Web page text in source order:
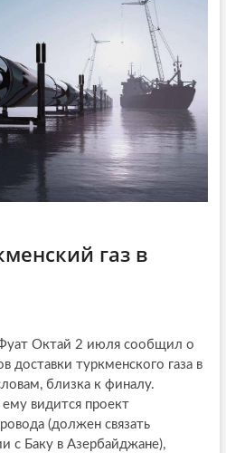
газ в
Октай 2 июля сообщил о
доставки туркменского газа в
близка к финалу.
видится проект
(должен связать
с Баку в Азербайджане),